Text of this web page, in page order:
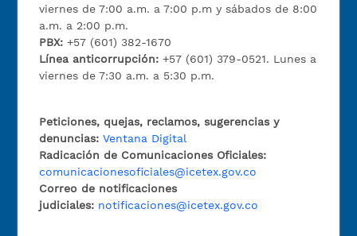
viernes de 7:00 a.m. a 7:00 p.m y sábados de 8:00
a.m. a 2:00 p.m.
PBX:+57 (601) 382-1670
Línea anticorrupción:+57 (601) 379-0521. Lunes a
viernes de 7:30 a.m. a 5:30 p.m.
Peticiones, quejas, reclamos, sugerencias y
denuncias: Ventana Digital
Radicación de Comunicaciones Oficiales:
comunicacionesoficiales@icetex.gov.co
Correo de notificaciones
judiciales: notificaciones@icetex.gov.co